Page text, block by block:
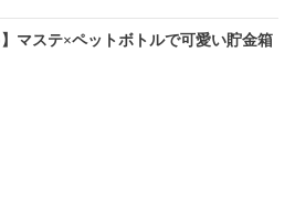
】マステ×ペットボトルで可愛い貯金箱